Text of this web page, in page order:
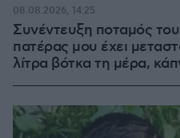
Συνέντευξη ποταμός
πατέρας μου έχει
λίτρα βότκα τη μέρα,
08.08.2026, 14:25